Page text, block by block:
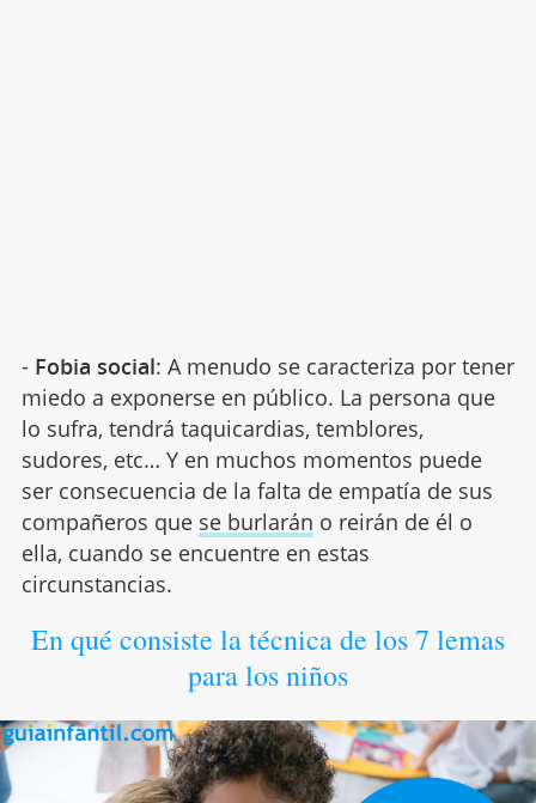
- Fobia social: A menudo se caracteriza por tener
miedo a exponerse en público. La persona que
lo sufra, tendrá taquicardias, temblores,
sudores, etc… Y en muchos momentos puede
ser consecuencia de la falta de empatía de sus
compañeros que se burlarán o reirán de él o
ella, cuando se encuentre en estas
circunstancias.
En qué consiste la técnica de los 7 lemas
para los niños